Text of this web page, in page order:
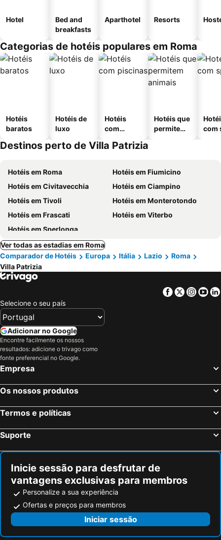
Hotel
Bed and
breakfasts
Aparthotel Resorts
Categorias de hotéis populares em Roma
Hotéis
baratos
Hotéis de
luxo
Hotéis
com
Hotéis que
permitem
com
Destinos perto de Villa Patrizia
Hotéis em Roma
Hotéis em Fiumicino
Hotéis em Civitavecchia
Hotéis em Ciampino
Hotéis em Tivoli
Hotéis em Monterotondo
Hotéis em Frascati
Hotéis em Viterbo
Hotéis em Sperlonga
Ver todas as estadias em Roma
Comparador de Hotéis
Europa Itália Lazio
Roma
Villa Patrizia
Facebook
Twitter
Selecione o seu país
Adicionar no Google
Encontre facilmente os nossos
resultados: adicione o trivago como
fonte preferencial no Google.
Empresa
Os nossos produtos
Termos e políticas
Suporte
Inicie sessão para desfrutar de
vantagens exclusivas para membros
Personalize a sua experiência
Ofertas e preços para membros
Iniciar sessão